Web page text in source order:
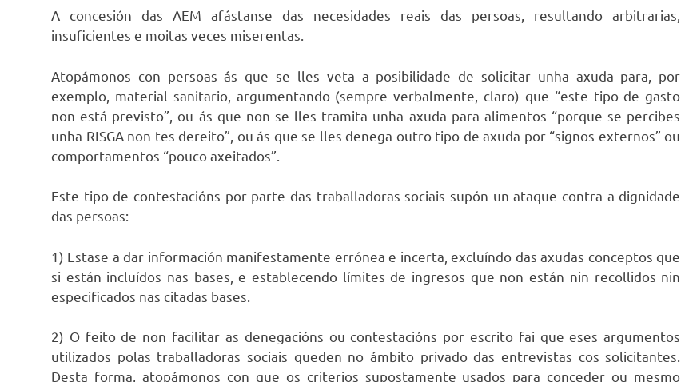
A concesión das AEM afástanse das necesidades reais das persoas, resultando arbitrarias,
insuficientes e moitas veces miserentas.
Atopámonos con persoas ás que se lles veta a posibilidade de solicitar unha axuda para, por
exemplo, material sanitario, argumentando (sempre verbalmente, claro) que “este tipo de gasto
non está previsto”, ou ás que non se lles tramita unha axuda para alimentos “porque se percibes
unha RISGA non tes dereito”, ou ás que se lles denega outro tipo de axuda por “signos externos” ou
comportamentos “pouco axeitados”.
Este tipo de contestacións por parte das traballadoras sociais supón un ataque contra a dignidade
das persoas:
1) Estase a dar información manifestamente errónea e incerta, excluíndo das axudas conceptos que
si están incluídos nas bases, e establecendo límites de ingresos que non están nin recollidos nin
especificados nas citadas bases.
2) O feito de non facilitar as denegacións ou contestacións por escrito fai que eses argumentos
utilizados polas traballadoras sociais queden no ámbito privado das entrevistas cos solicitantes.
Desta forma, atopámonos con que os criterios supostamente usados para conceder ou mesmo